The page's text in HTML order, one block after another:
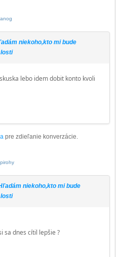
anog
niekoho,kto mi bude
lebo idem dobit konto kvoli
pre zdieľanie konverzácie.
pirohy
niekoho,kto mi bude
sa dnes cítil lepšie ?